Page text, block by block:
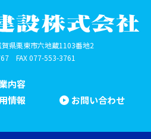
県栗東市六地蔵1103番地2
FAX 077-553-3761
内容
情報 お問い合わせ